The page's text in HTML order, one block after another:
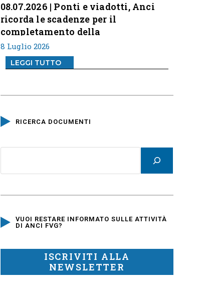
08.07.2026 | Ponti e viadotti, Anci
ricorda le scadenze per il
completamento della
classificazione del rischio
8 Luglio 2026
LEGGI TUTTO
RICERCA DOCUMENTI
VUOI RESTARE INFORMATO SULLE ATTIVITÀ
DI ANCI FVG?
ISCRIVITI ALLA
NEWSLETTER